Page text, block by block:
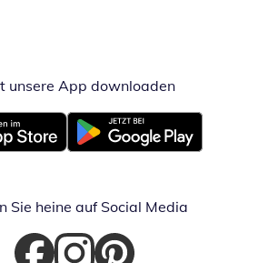
unsere App downloadenÖffnet in
neuem FensterÖffnet in neuem Fenster
Sie heine auf Social Media